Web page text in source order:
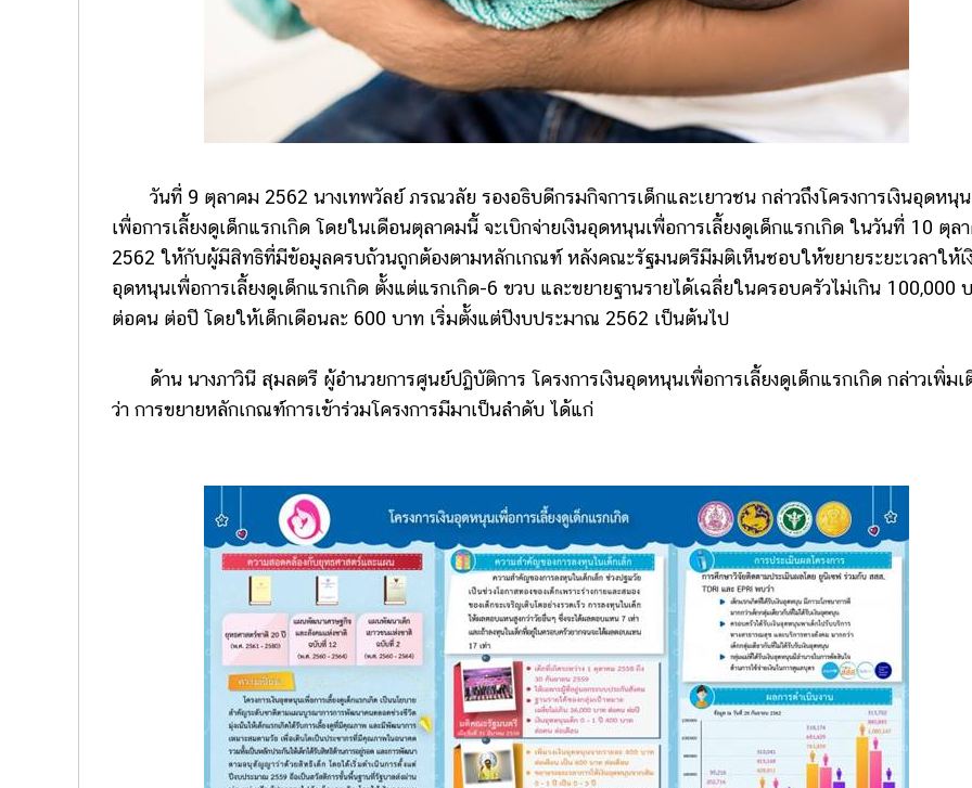
วันที่ 9 ตุลาคม 2562 นางเทพวัลย์ ภรณวลัย รองอธิบดีกรมกิจการเด็กและเยาวชน กล่าวถึงโครงการเงินอุดหนุน
เพื่อการเลี้ยงดูเด็กแรกเกิด โดยในเดือนตุลาคมนี้ จะเบิกจ่ายเงินอุดหนุนเพื่อการเลี้ยงดูเด็กแรกเกิด ในวันที่ 10 ตุล
2562 ให้กับผู้มีสิทธิที่มีข้อมูลครบถ้วนถูกต้องตามหลักเกณฑ์ หลังคณะรัฐมนตรีมีมติเห็นชอบให้ขยายระยะเวลาให้เ
อุดหนุนเพื่อการเลี้ยงดูเด็กแรกเกิด ตั้งแต่แรกเกิด-6 ขวบ และขยายฐานรายได้เฉลี่ยในครอบครัวไม่เกิน 100,000
ต่อคน ต่อปี โดยให้เด็กเดือนละ 600 บาท เริ่มตั้งแต่ปีงบประมาณ 2562 เป็นต้นไป
ด้าน นางภาวินี สุมลตรี ผู้อำนวยการศูนย์ปฏิบัติการ โครงการเงินอุดหนุนเพื่อการเลี้ยงดูเด็กแรกเกิด กล่าวเพิ่มเ
ว่า การขยายหลักเกณฑ์การเข้าร่วมโครงการมีมาเป็นลำดับ ได้แก่